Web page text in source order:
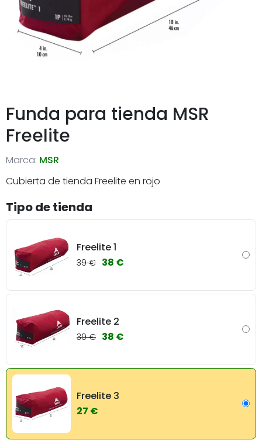
Funda para tienda MSR
Freelite
Marca: MSR
Cubierta de tienda Freelite en rojo
Tipo de tienda
Freelite 1
39 € 38 €
Freelite 2
39 € 38 €
Freelite 3
27 €